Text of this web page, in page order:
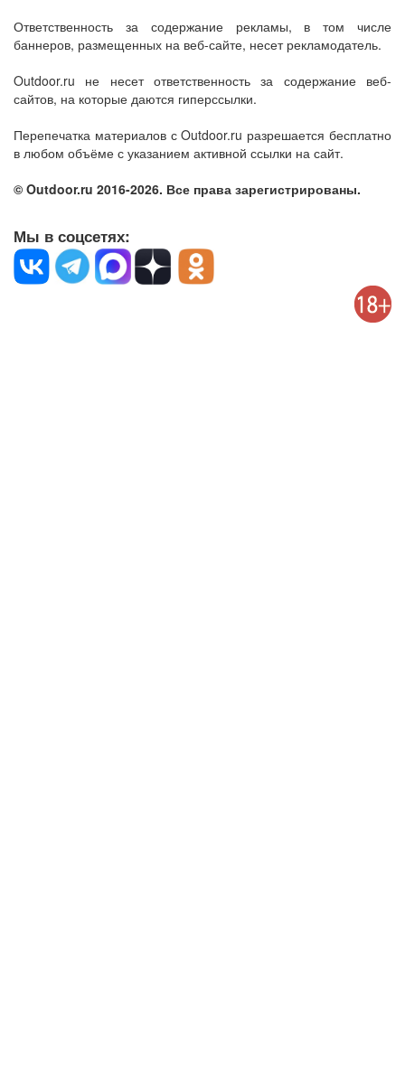
Ответственность за содержание рекламы, в том числе
баннеров, размещенных на веб-сайте, несет рекламодатель.
Outdoor.ru не несет ответственность за содержание веб-
сайтов, на которые даются гиперссылки.
Перепечатка материалов с Outdoor.ru разрешается бесплатно
в любом объёме с указанием активной ссылки на сайт.
© Outdoor.ru 2016-2026. Все права зарегистрированы.
Мы в соцсетях: